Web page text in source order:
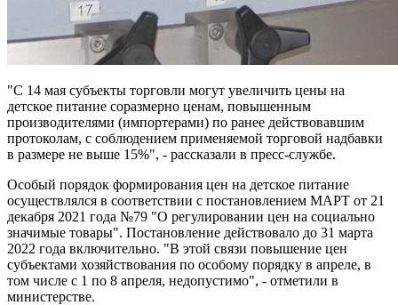
"С 14 мая субъекты торговли могут увеличить цены на
детское питание соразмерно ценам, повышенным
производителями (импортерами) по ранее действовавшим
протоколам, с соблюдением применяемой торговой надбавки
в размере не выше 15%", - рассказали в пресс-службе.
Особый порядок формирования цен на детское питание
осуществлялся в соответствии с постановлением МАРТ от 21
декабря 2021 года №79 "О регулировании цен на социально
значимые товары". Постановление действовало до 31 марта
2022 года включительно. "В этой связи повышение цен
субъектами хозяйствования по особому порядку в апреле, в
том числе с 1 по 8 апреля, недопустимо", - отметили в
министерстве.